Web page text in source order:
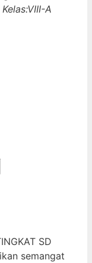
Kelas:VIII-A
SD
semangat